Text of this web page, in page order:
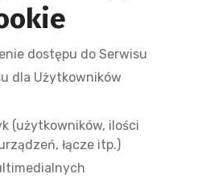
dostępu do Serwisu
dla Użytkowników
(użytkowników, ilości
łącze itp.)